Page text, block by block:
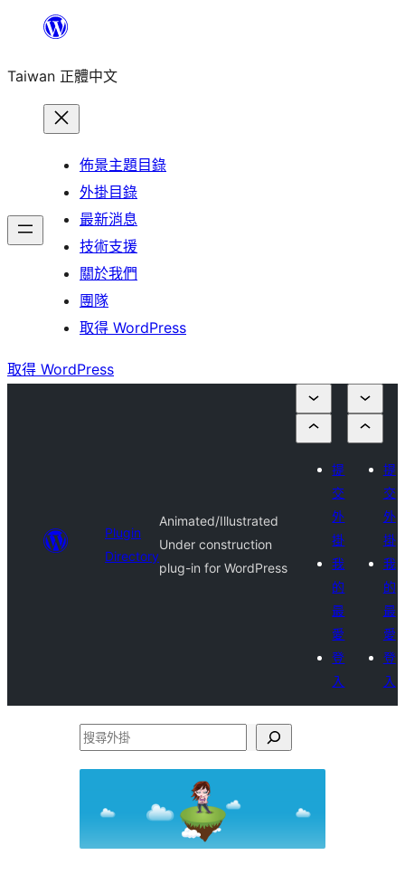
主
Taiwan 正體中文
佈景主題目錄
外掛目錄
最新消息
技術支援
關於我們
團隊
取得 WordPress
取得 WordPress
Plugin
Directory
Animated/Illustrated
Under construction
plug-in for WordPress
提
交
外
掛
我
的
最
愛
登
入
提
交
外
掛
我
的
最
愛
登
入
搜